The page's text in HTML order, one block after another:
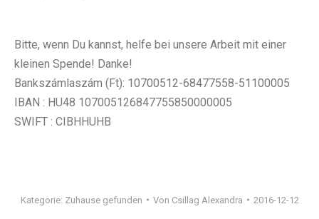
Bitte, wenn Du kannst, helfe bei unsere Arbeit mit einer
kleinen Spende! Danke!
Bankszámlaszám (Ft): 10700512-68477558-51100005
IBAN : HU48 107005126847755850000005
SWIFT : CIBHHUHB
Kategorie: Zuhause gefunden Von Csillag Alexandra 2016-12-12